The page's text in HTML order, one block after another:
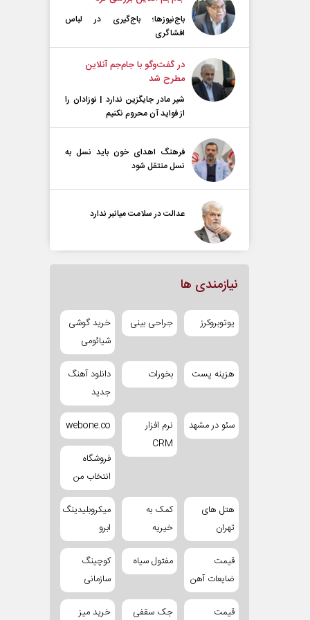
باج‌نیوزها؛ باج‌گیری در لباس
افشاگری
در گفت‌و‌گو با جام‌جم آنلاین
مطرح شد
شیر مادر جایگزین ندارد | نوزادان را
از فواید آن محروم نکنیم
فرهنگ اهدای خون باید نسل به
نسل منتقل شود
عدالت در سلامت میانبر ندارد
نیازمندی ها
یوتوبروکرز جراحی بینی
خرید گوشی
شیائومی
هزینه پست بخورات
دانلود آهنگ
جدید
سئو در مشهد
نرم افزار
CRM
webone.co
فروشگاه
انتخاب من
هتل های
تهران
کمک به
خیریه
میکروبلیدینگ
ابرو
قیمت
ضایعات آهن
مفتول سیاه
کوچینگ
سازمانی
قیمت جک سقفی خرید میز